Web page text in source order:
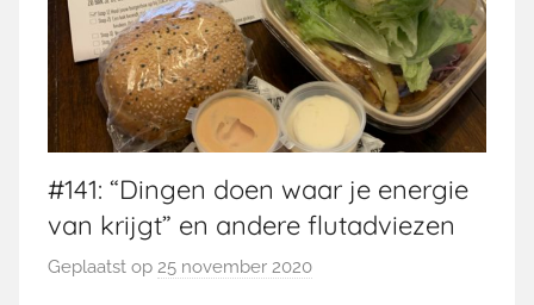
#141: “Dingen doen waar je energie
van krijgt” en andere flutadviezen
Geplaatst op 25 november 2020